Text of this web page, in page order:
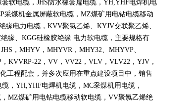
软电缆， JHS 防水橡套扁电缆， YH,YHF电焊机电
采煤机金属屏蔽软电缆， MZ煤矿用电钻电缆移动
缘电力电缆， KVV聚氯乙烯、 KYJV交联聚乙烯、
缘、 KGG硅橡胶绝缘 电力软电缆，主要规格有
JHS ， MHYV ， MHYVR， MHY32、 MHYVP、
， KVVRP-22 ， VV ， VV22 ， VLV ， VLV22 ， YJV ，
工程配套，并多次应用在重点建设项目中，销售
， YH,YHF电焊机电缆， MC采煤机用电缆，
MZ煤矿用电钻电缆移动软电缆， VV聚氯乙烯绝